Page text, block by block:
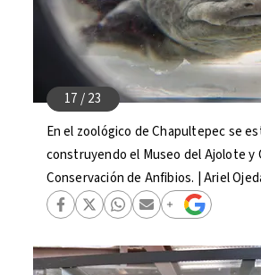
En el zoológico de Chapultepec se
construyendo el Museo del Ajolote y
Conservación de Anfibios. | Ariel